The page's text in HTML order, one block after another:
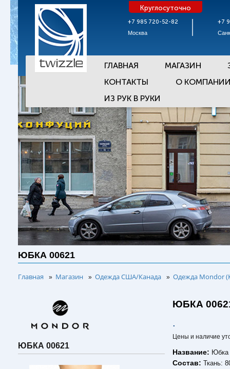
+7 985 720-52-82
Москва
Круглосуточно
+7
ГЛАВНАЯ МАГАЗИН
КОНТАКТЫ
О
ИЗ РУК В РУКИ
ЮБКА 00621
Главная » Магазин » Одежда США/Канада » Одежда Mondor
ЮБКА 00621
ЮБКА
.
Цены и наличие
Название: Юбка
Состав:Ткань: